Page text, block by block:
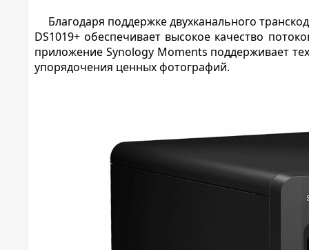
Благодаря поддержке двухканального
DS1019+ обеспечивает высокое качество
приложение Synology Moments поддерживает
упорядочения ценных фотографий.